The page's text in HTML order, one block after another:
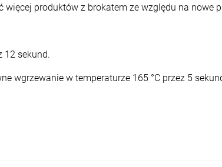
produktów z brokatem ze względu na nowe
12 sekund.
wgrzewanie w temperaturze 165 °C przez 5